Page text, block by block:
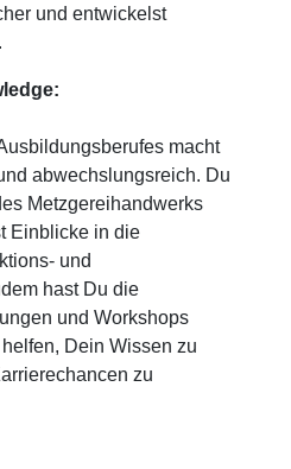
und entwickelst
macht
abwechslungsreich. Du
Metzgereihandwerks
Einblicke in die
und
hast Du die
und Workshops
Dein Wissen zu
zu